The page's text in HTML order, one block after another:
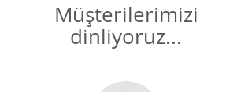
Müşterilerimizi
dinliyoruz...